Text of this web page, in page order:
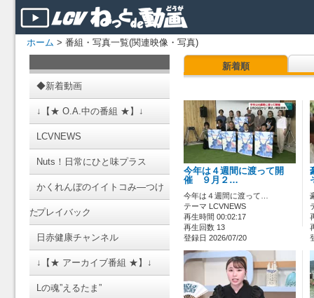
ホーム > 番組・写真一覧(関連映像・写真)
◆新着動画
↓【★ O.A.中の番組 ★】↓
LCVNEWS
Nuts！日常にひと味プラス
かくれんぼのイイトコみ―つけ
たプレイバック
日赤健康チャンネル
↓【★ アーカイブ番組 ★】↓
Lの魂”えるたま”
新着順
今年は４週間に渡って開
催 ９月２…
今年は４週間に渡って…
テーマ LCVNEWS
再生時間 00:02:17
再生回数 13
登録日 2026/07/20